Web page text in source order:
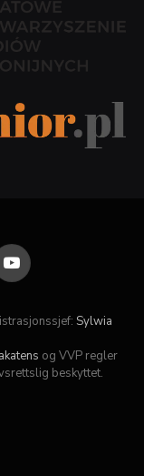
YouTube
Sylwia
og VVP regler
beskyttet.